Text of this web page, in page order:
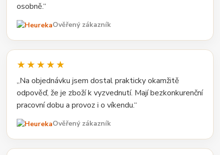
osobně.“
Ověřený zákazník
★★★★★
„Na objednávku jsem dostal prakticky okamžitě
odpověď, že je zboží k vyzvednutí. Mají bezkonkurenční
pracovní dobu a provoz i o víkendu.“
Ověřený zákazník